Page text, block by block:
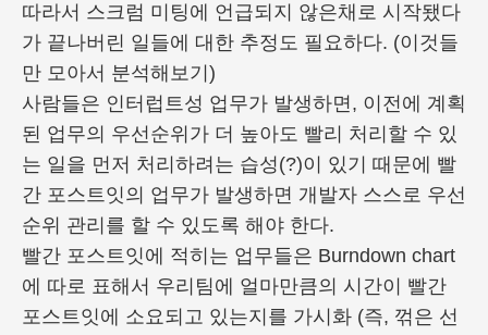
따라서 스크럼 미팅에 언급되지 않은채로 시작됐다
가 끝나버린 일들에 대한 추정도 필요하다. (이것들
만 모아서 분석해보기)
사람들은 인터럽트성 업무가 발생하면, 이전에 계획
된 업무의 우선순위가 더 높아도 빨리 처리할 수 있
는 일을 먼저 처리하려는 습성(?)이 있기 때문에 빨
간 포스트잇의 업무가 발생하면 개발자 스스로 우선
순위 관리를 할 수 있도록 해야 한다.
빨간 포스트잇에 적히는 업무들은 Burndown chart
에 따로 표해서 우리팀에 얼마만큼의 시간이 빨간
포스트잇에 소요되고 있는지를 가시화 (즉, 꺾은 선